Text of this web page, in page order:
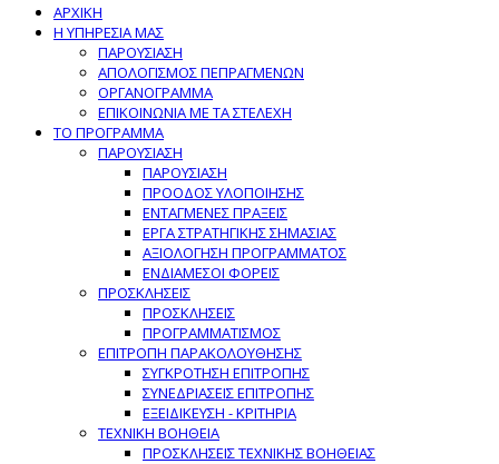
ΑΡΧΙΚΗ
Η ΥΠΗΡΕΣΙΑ ΜΑΣ
ΠΑΡΟΥΣΙΑΣΗ
ΑΠΟΛΟΓΙΣΜΟΣ ΠΕΠΡΑΓΜΕΝΩΝ
ΟΡΓΑΝΟΓΡΑΜΜΑ
ΕΠΙΚΟΙΝΩΝΙΑ ΜΕ ΤΑ ΣΤΕΛΕΧΗ
ΤΟ ΠΡΟΓΡΑΜΜΑ
ΠΑΡΟΥΣΙΑΣΗ
ΠΑΡΟΥΣΙΑΣΗ
ΠΡΟΟΔΟΣ ΥΛΟΠΟΙΗΣΗΣ
ΕΝΤΑΓΜΕΝΕΣ ΠΡΑΞΕΙΣ
ΕΡΓΑ ΣΤΡΑΤΗΓΙΚΗΣ ΣΗΜΑΣΙΑΣ
ΑΞΙΟΛΟΓΗΣΗ ΠΡΟΓΡΑΜΜΑΤΟΣ
ΕΝΔΙΑΜΕΣΟΙ ΦΟΡΕΙΣ
ΠΡΟΣΚΛΗΣΕΙΣ
ΠΡΟΣΚΛΗΣΕΙΣ
ΠΡΟΓΡΑΜΜΑΤΙΣΜΟΣ
ΕΠΙΤΡΟΠΗ ΠΑΡΑΚΟΛΟΥΘΗΣΗΣ
ΣΥΓΚΡΟΤΗΣΗ ΕΠΙΤΡΟΠΗΣ
ΣΥΝΕΔΡΙΑΣΕΙΣ ΕΠΙΤΡΟΠΗΣ
ΕΞΕΙΔΙΚΕΥΣΗ - ΚΡΙΤΗΡΙΑ
ΤΕΧΝΙΚΗ ΒΟΗΘΕΙΑ
ΠΡΟΣΚΛΗΣΕΙΣ ΤΕΧΝΙΚΗΣ ΒΟΗΘΕΙΑΣ